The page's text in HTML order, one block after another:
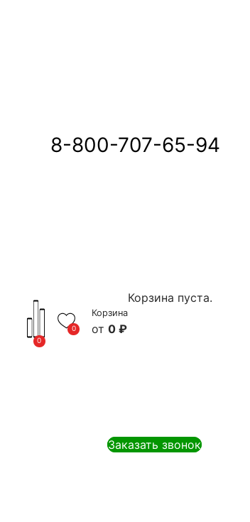
8-800-707-65-94
0
0
Корзина
0 ₽
Корзина пуста.
Заказать звонок